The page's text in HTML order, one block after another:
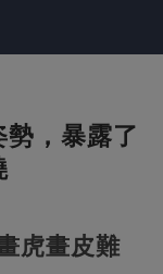
勢，暴露了
虎畫皮難